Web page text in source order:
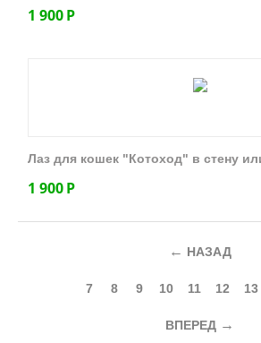
1 900Р
Лаз для кошек "Котоход" в стену
1 900Р
НАЗАД
7 8 9 10 11 12 13
ВПЕРЕД